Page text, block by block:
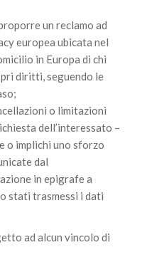
un reclamo ad
europea ubicata nel
in Europa di chi
diritti, seguendo le
o limitazioni
dell’interessato –
o implichi uno sforzo
dal
in epigrafe a
stati trasmessi i dati
ad alcun vincolo di